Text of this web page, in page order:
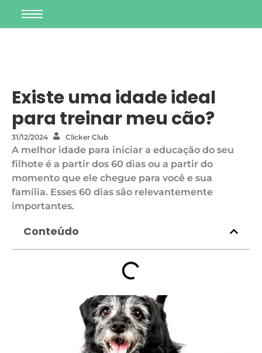
Existe uma idade ideal
para treinar meu cão?
31/12/2024 Clicker Club
A melhor idade para iniciar a educação do seu
filhote é a partir dos 60 dias ou a partir do
momento que ele chegue para você e sua
família. Esses 60 dias são relevantemente
importantes.
Conteúdo